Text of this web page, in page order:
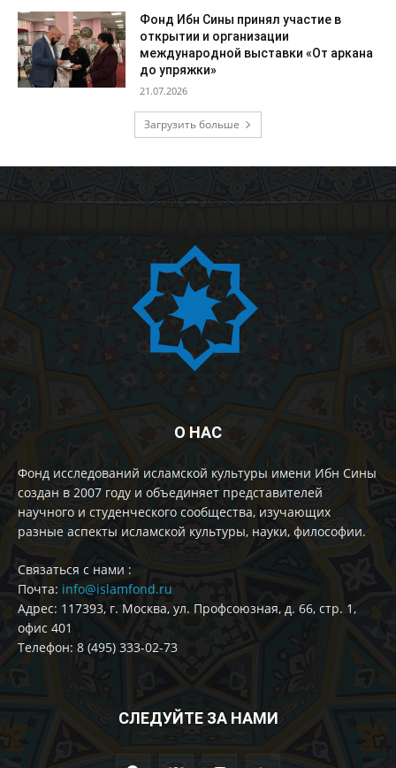
Фонд Ибн Сины принял участие в
открытии и организации
международной выставки «От аркана
до упряжки»
21.07.2026
Загрузить больше
О НАС
Фонд исследований исламской культуры имени Ибн Сины
создан в 2007 году и объединяет представителей
научного и студенческого сообщества, изучающих
разные аспекты исламской культуры, науки, философии.
Cвязаться с нами :
Почта: info@islamfond.ru
Адрес: 117393, г. Москва, ул. Профсоюзная, д. 66, стр. 1,
офис 401
Телефон: 8 (495) 333-02-73
СЛЕДУЙТЕ ЗА НАМИ